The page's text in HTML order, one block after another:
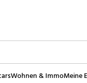
Wohnen & ImmoMeine